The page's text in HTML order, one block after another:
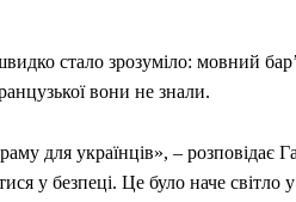
стало зрозуміло: мовний
вони не знали.
для українців», –
у безпеці. Це було наче світло у